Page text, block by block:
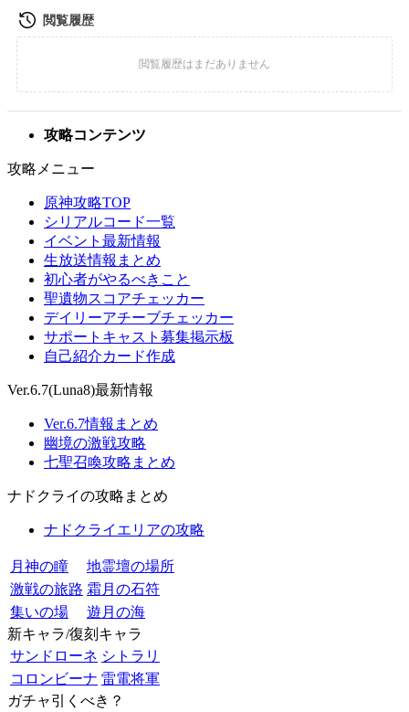
攻略コンテンツ
攻略メニュー
原神攻略TOP
シリアルコード一覧
イベント最新情報
生放送情報まとめ
初心者がやるべきこと
聖遺物スコアチェッカー
デイリーアチーブチェッカー
サポートキャスト募集掲示板
自己紹介カード作成
Ver.6.7(Luna8)最新情報
Ver.6.7情報まとめ
幽境の激戦攻略
七聖召喚攻略まとめ
ナドクライの攻略まとめ
ナドクライエリアの攻略
月神の瞳
地霊壇の場所
激戦の旅路 霜月の石符
集いの場
遊月の海
新キャラ/復刻キャラ
サンドローネ シトラリ
コロンビーナ 雷電将軍
ガチャ引くべき？